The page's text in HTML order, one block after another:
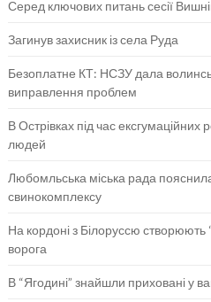
Серед ключових питань сесії
Загинув захисник із села Руда
Безоплатне КТ: НСЗУ дала
виправлення проблем
В Острівках під час ексгумаційних
людей
Любомльська міська рада
свинокомплексу
На кордоні з Білоруссю створюють
ворога
В “Ягодині” знайшли приховані у